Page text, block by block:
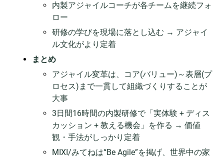
内製アジャイルコーチが各チームを継続フォ
ロー
研修の学びを現場に落とし込む → アジャイ
ル文化がより定着
まとめ
アジャイル変革は、コア(バリュー)～表層(プ
ロセス)まで一貫して組織づくりすることが
大事
3日間16時間の内製研修で「実体験 + ディス
カッション + 教える機会」を作る → 価値
観・手法がしっかり定着
MIXI/みてねは“Be Agile”を掲げ、世界中の家